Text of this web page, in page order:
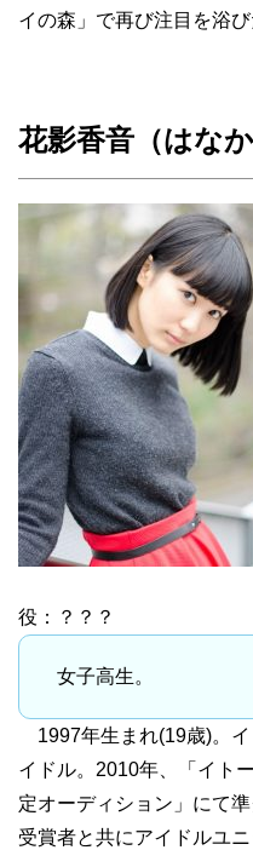
イの森」で再び注目を浴び
花影香音（はな
役：？？？
女子高生。
1997年生まれ(19歳)。
イドル。2010年、「イト
定オーディション」にて
受賞者と共にアイドルユニ